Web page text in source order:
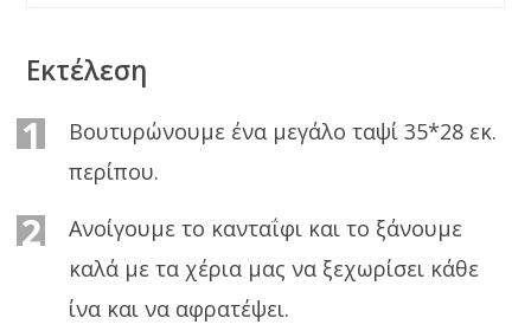
Εκτέλεση
1
Βουτυρώνουμε ένα μεγάλο ταψί 35*28 εκ.
περίπου.
2
Ανοίγουμε το κανταΐφι και το ξάνουμε
καλά με τα χέρια μας να ξεχωρίσει κάθε
ίνα και να αφρατέψει.